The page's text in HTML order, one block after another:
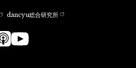
dancyu総合研究所